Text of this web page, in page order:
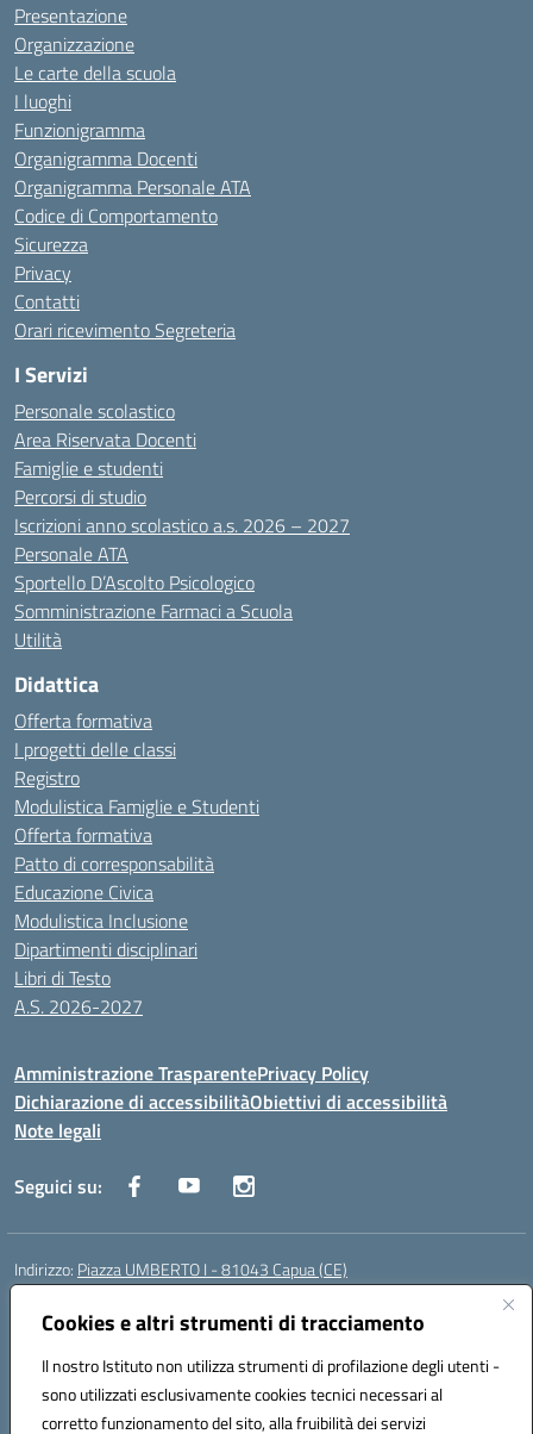
Cookies e altri strumenti di tracciamento
Il nostro Istituto non utilizza strumenti di profilazione degli utenti -
sono utilizzati esclusivamente cookies tecnici necessari al
corretto funzionamento del sito, alla fruibilità dei servizi
Presentazione
Organizzazione
Le carte della scuola
I luoghi
Funzionigramma
Organigramma Docenti
Organigramma Personale ATA
Codice di Comportamento
Sicurezza
Privacy
Contatti
Orari ricevimento Segreteria
I Servizi
Personale scolastico
Area Riservata Docenti
Famiglie e studenti
Percorsi di studio
Iscrizioni anno scolastico a.s. 2026 – 2027
Personale ATA
Sportello D’Ascolto Psicologico
Somministrazione Farmaci a Scuola
Utilità
Didattica
Offerta formativa
I progetti delle classi
Registro
Modulistica Famiglie e Studenti
Offerta formativa
Patto di corresponsabilità
Educazione Civica
Modulistica Inclusione
Dipartimenti disciplinari
Libri di Testo
A.S. 2026-2027
Amministrazione TrasparentePrivacy Policy
Dichiarazione di accessibilitàObiettivi di accessibilità
Note legali
Seguici su:
Indirizzo: Piazza UMBERTO I - 81043 Capua (CE)
Centralino:
Posta elettronica certificata (PEC):cepm03000d@pec.istruzione.it
Codice fiscale: 93034560610
Codice meccanografico:CEPM03000D
Codice Indice delle Pubbliche Amministrazioni (IPA): istsc_cepm03000d